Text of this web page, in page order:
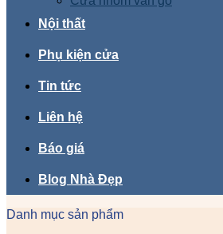
Nội thất
Phụ kiện cửa
Tin tức
Liên hệ
Báo giá
Blog Nhà Đẹp
Danh mục sản phẩm